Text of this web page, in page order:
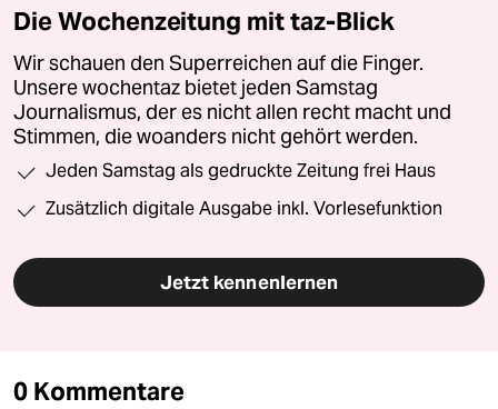
Die Wochenzeitung mit taz-Blick
Wir schauen den Superreichen auf die Finger.
Unsere wochentaz bietet jeden Samstag
Journalismus, der es nicht allen recht macht und
Stimmen, die woanders nicht gehört werden.
Jeden Samstag als gedruckte Zeitung frei Haus
Zusätzlich digitale Ausgabe inkl. Vorlesefunktion
Jetzt kennenlernen
0 Kommentare